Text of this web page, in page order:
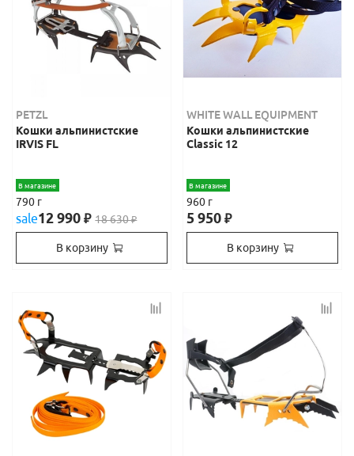
PETZL
Кошки альпинистские
IRVIS FL
В магазине
790 г
sale12 990₽ 18 630₽
В корзину
WHITE WALL EQUIPMENT
Кошки альпинистские
Classic 12
В магазине
960 г
5 950₽
В корзину